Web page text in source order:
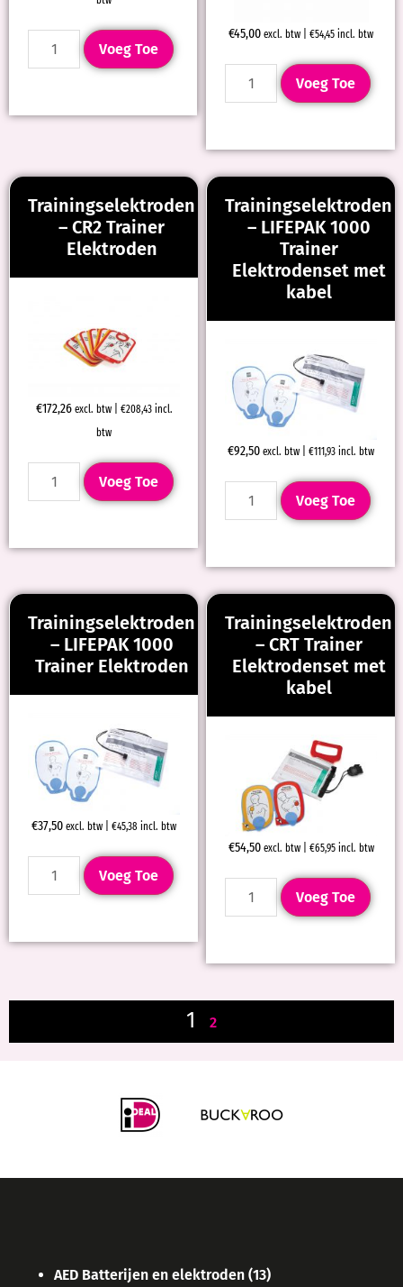
Voeg Toe
€45,00 excl. btw | €54,45 incl. btw
Voeg Toe
Trainingselektroden
– CR2 Trainer
Elektroden
€172,26 excl. btw | €208,43incl.
btw
Voeg Toe
Trainingselektroden
– LIFEPAK 1000
Trainer
Elektrodenset met
kabel
€92,50 excl. btw | €111,93 incl. btw
Voeg Toe
Trainingselektroden
– LIFEPAK 1000
Trainer Elektroden
€37,50 excl. btw | €45,38 incl. btw
Voeg Toe
Trainingselektroden
– CRT Trainer
Elektrodenset met
kabel
€54,50 excl. btw | €65,95incl. btw
Voeg Toe
1 2
AED Batterijen en elektroden (13)